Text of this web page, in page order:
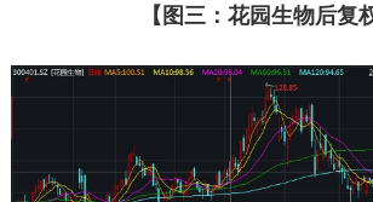
【图三：花园生物后复